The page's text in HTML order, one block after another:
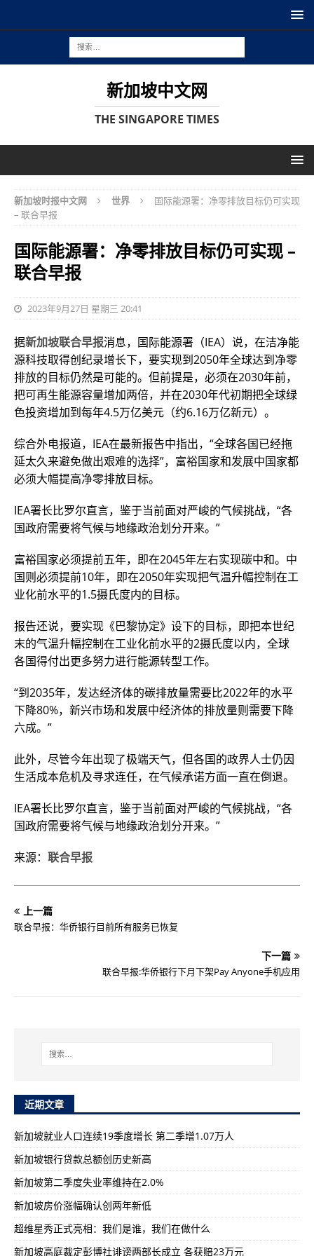
新加坡中文网
THE SINGAPORE TIMES
新加坡时报中文网 世界
国际能源署：净零排放目标仍可实现
– 联合早报
国际能源署：净零排放目标仍可实现 –
联合早报
2023年9月27日 星期三 20:41
据新加坡联合早报消息，国际能源署（IEA）说，在洁净能
源科技取得创纪录增长下，要实现到2050年全球达到净零
排放的目标仍然是可能的。但前提是，必须在2030年前，
把可再生能源容量增加两倍，并在2030年代初期把全球绿
色投资增加到每年4.5万亿美元（约6.16万亿新元）。
综合外电报道，IEA在最新报告中指出，“全球各国已经拖
延太久来避免做出艰难的选择”，富裕国家和发展中国家都
必须大幅提高净零排放目标。
IEA署长比罗尔直言，鉴于当前面对严峻的气候挑战，“各
国政府需要将气候与地缘政治划分开来。”
富裕国家必须提前五年，即在2045年左右实现碳中和。中
国则必须提前10年，即在2050年实现把气温升幅控制在工
业化前水平的1.5摄氏度内的目标。
报告还说，要实现《巴黎协定》设下的目标，即把本世纪
末的气温升幅控制在工业化前水平的2摄氏度以内，全球
各国得付出更多努力进行能源转型工作。
“到2035年，发达经济体的碳排放量需要比2022年的水平
下降80%，新兴市场和发展中经济体的排放量则需要下降
六成。”
此外，尽管今年出现了极端天气，但各国的政界人士仍因
生活成本危机及寻求连任，在气候承诺方面一直在倒退。
IEA署长比罗尔直言，鉴于当前面对严峻的气候挑战，“各
国政府需要将气候与地缘政治划分开来。”
来源： 联合早报
上一篇
联合早报：华侨银行目前所有服务已恢复
下一篇
联合早报:华侨银行下月下架Pay Anyone手机应用
近期文章
新加坡就业人口连续19季度增长 第二季增1.07万人
新加坡银行贷款总额创历史新高
新加坡第二季度失业率维持在2.0%
新加坡房价涨幅确认创两年新低
超维星秀正式亮相：我们是谁，我们在做什么
新加坡高庭裁定彭博社诽谤两部长成立 各获赔23万元